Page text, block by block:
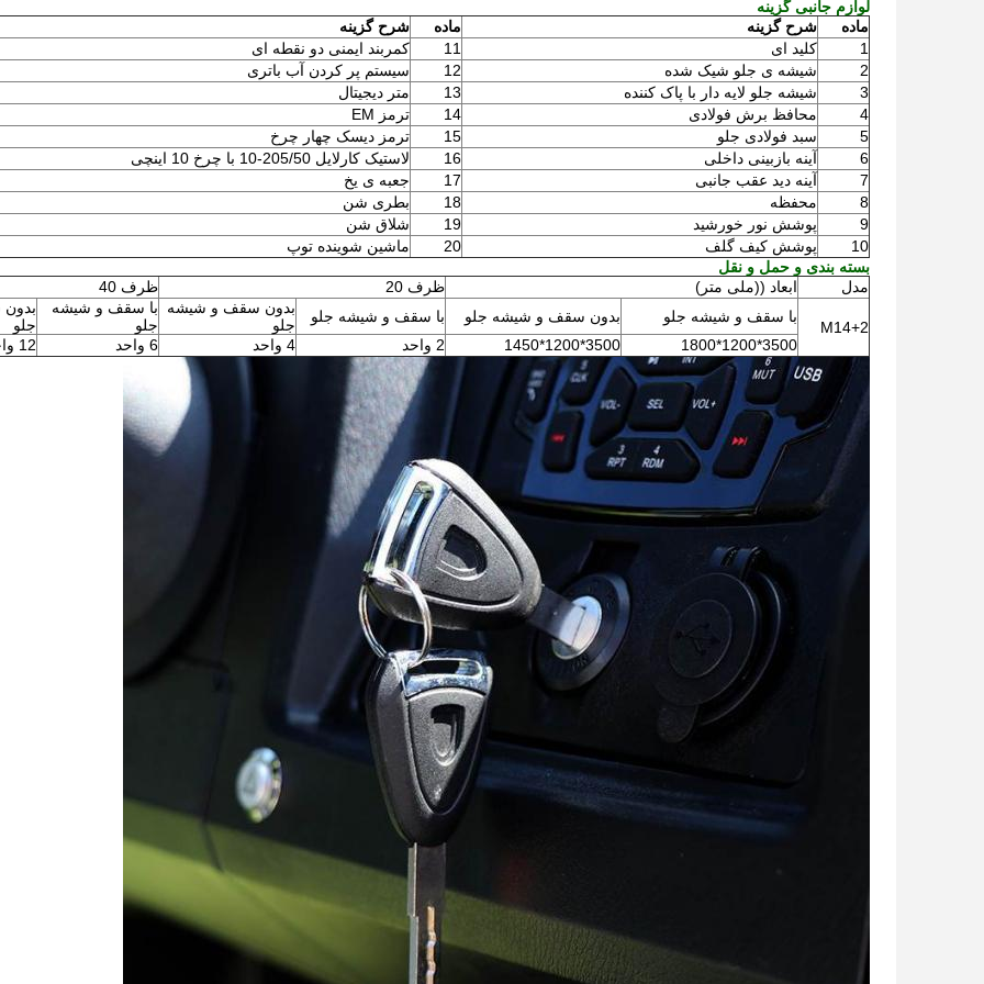
لوازم جانبی گزینه
ماده
شرح گزینه ماده
شرح گزینه
1
کلید ای 11
کمربند ایمنی دو نقطه ای
2
شیشه ی جلو شیک شده 12
سیستم پر کردن آب باتری
3
شیشه جلو لایه دار با پاک کننده 13
متر دیجیتال
4
محافظ برش فولادی 14
ترمز EM
5
سبد فولادی جلو 15
ترمز دیسک چهار چرخ
6
آینه بازبینی داخلی 16
لاستیک کارلایل 205/50-10 با چرخ 10 اینچی
7
آینه دید عقب جانبی 17
جعبه ی یخ
8
محفظه 18
بطری شن
9
پوشش نور خورشید 19
شلاق شن
10
پوشش کیف گلف 20
ماشین شوینده توپ
بسته بندی و حمل و نقل
مدل
ابعاد ((ملی متر) ظرف 20 ظرف 40
M14+2
با سقف و شیشه جلو بدون سقف و شیشه جلو با سقف و شیشه جلو
بدون سقف و شیشه
جلو
با سقف و شیشه
جلو
جلو
3500*1200*1800
3500*1200*1450 2 واحد 4 واحد 6 واحد 12 واحد